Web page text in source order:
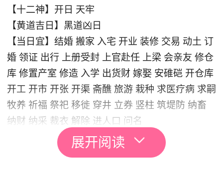
【十二神】开日 天牢
【黄道吉日】黑道凶日
【当日宜】结婚 搬家 入宅 开业 装修 交易 动土 订
婚 领证 出行 上册受封 上官赴任 上梁 会亲友 修仓
库 修置产室 修造 入学 出货财 嫁娶 安碓硙 开仓库
开工 开市 开张 开渠 斋醮 旅游 栽种 求医疗病 求嗣
牧养 祈福 祭祀 移徙 穿井 立券 竖柱 筑堤防 纳畜
纳财 纳采 裁衣 解除 进人口 问名
【当日忌】伐木 取鱼 畋猎 提车 安门
乔迁
展开阅读